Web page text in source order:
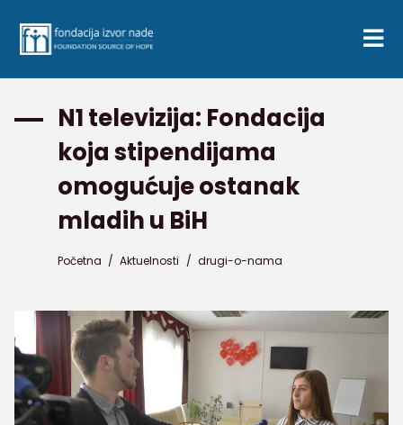
N1 televizija: Fondacija
koja stipendijama
omogućuje ostanak
mladih u BiH
Početna / Aktuelnosti / drugi-o-nama